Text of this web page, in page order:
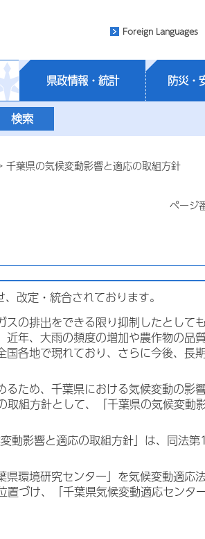
Foreign Languages
県政情報・統計 防災・
千葉県の気候変動影響と適応の取組方針
ページ
改定・統合されております。
スの排出をできる限り抑制したとして
年、大雨の頻度の増加や農作物の品質
各地で現れており、さらに今後、長
ため、千葉県における気候変動の影
組方針として、「千葉県の気候変動
動影響と適応の取組方針」は、同法
県環境研究センター」を気候変動適応
づけ、「千葉県気候変動適応センタ